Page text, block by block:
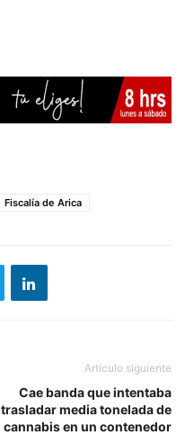
Fiscalía de Arica
Artículo siguiente
Cae banda que intentaba
trasladar media tonelada de
cannabis en un contenedor